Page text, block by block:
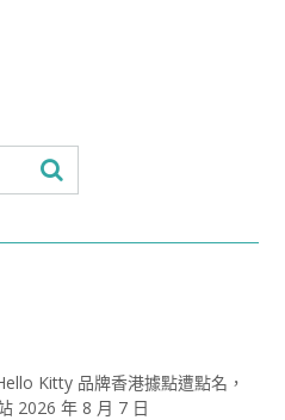
Kitty 品牌香港據點遭點名，
2026 年 8 月 7 日